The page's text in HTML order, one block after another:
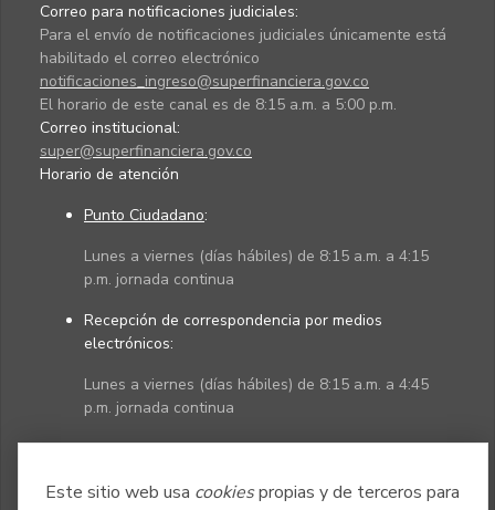
Este sitio web usa cookiespropias y de terceros para
Correo para notificaciones judiciales:
Para el envío de notificaciones judiciales únicamente está
habilitado el correo electrónico
notificaciones_ingreso@superfinanciera.gov.co
El horario de este canal es de 8:15 a.m. a 5:00 p.m.
Correo institucional:
super@superfinanciera.gov.co
Horario de atención
Punto Ciudadano:
Lunes a viernes (días hábiles) de 8:15 a.m. a 4:15
p.m. jornada continua
Recepción de correspondencia por medios
electrónicos:
Lunes a viernes (días hábiles) de 8:15 a.m. a 4:45
p.m. jornada continua